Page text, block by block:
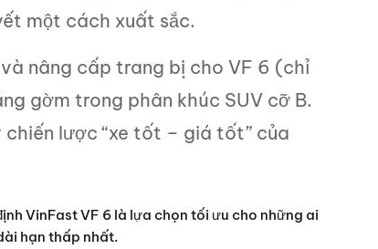
một cách xuất sắc.
nâng cấp trang bị cho VF 6 (chỉ
gờm trong phân khúc SUV cỡ B.
lược “xe tốt – giá tốt” của
VinFast VF 6 là lựa chọn tối ưu cho những ai
hạn thấp nhất.